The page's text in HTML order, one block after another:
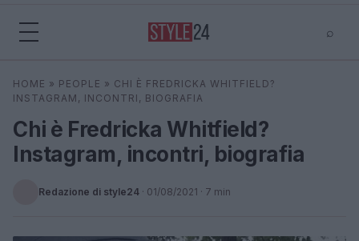
⌕
Cerca
HOME » PEOPLE » CHI È FREDRICKA WHITFIELD?
INSTAGRAM, INCONTRI, BIOGRAFIA
Chi è Fredricka Whitfield?
Instagram, incontri, biografia
Redazione di style24 · 01/08/2021 · 7 min